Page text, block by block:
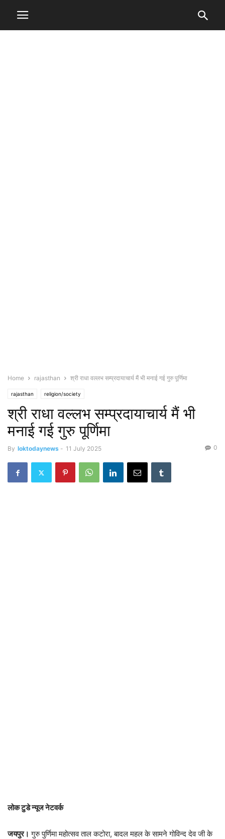
Home rajasthan श्री राधा वल्लभ सम्प्रदायाचार्य मैं भी मनाई गई गुरु पूर्णिमा
rajasthan religion/society
श्री राधा वल्लभ सम्प्रदायाचार्य मैं भी
मनाई गई गुरु पूर्णिमा
By loktodaynews - 11 July 2025 0
लोक टुडे न्यूज नेटवर्क
जयपुर। गुरु पुर्णिमा महोत्सव ताल कटोरा, बादल महल के सामने गोविन्द देव जी के